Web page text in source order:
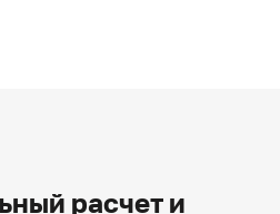
расчет и